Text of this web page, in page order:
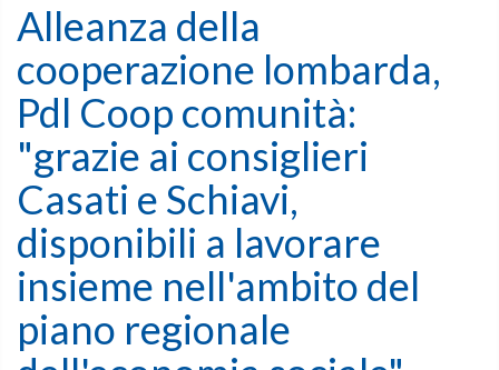
Alleanza della
cooperazione lombarda,
Pdl Coop comunità:
"grazie ai consiglieri
Casati e Schiavi,
disponibili a lavorare
insieme nell'ambito del
piano regionale